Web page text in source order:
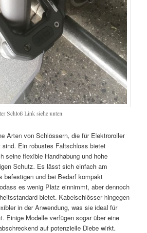
Schloß Link siehe unten
Arten von Schlössern, die für Elektroroller
sind. Ein robustes Faltschloss bietet
seine flexible Handhabung und hohe
Schutz. Es lässt sich einfach am
befestigen und bei Bedarf kompakt
es wenig Platz einnimmt, aber dennoch
bietet. Kabelschlösser hingegen
in der Anwendung, was sie ideal für
Einige Modelle verfügen sogar über eine
auf potenzielle Diebe wirkt.